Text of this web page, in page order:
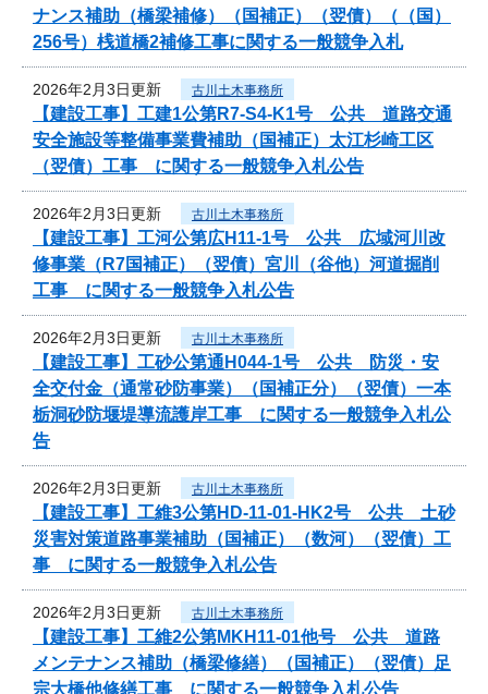
ナンス補助（橋梁補修）（国補正）（翌債）（（国）
256号）桟道橋2補修工事に関する一般競争入札
2026年2月3日更新 古川土木事務所
【建設工事】工建1公第R7-S4-K1号 公共 道路交通
安全施設等整備事業費補助（国補正）太江杉崎工区
（翌債）工事 に関する一般競争入札公告
2026年2月3日更新 古川土木事務所
【建設工事】工河公第広H11-1号 公共 広域河川改
修事業（R7国補正）（翌債）宮川（谷他）河道掘削
工事 に関する一般競争入札公告
2026年2月3日更新 古川土木事務所
【建設工事】工砂公第通H044-1号 公共 防災・安
全交付金（通常砂防事業）（国補正分）（翌債）一本
栃洞砂防堰堤導流護岸工事 に関する一般競争入札公
告
2026年2月3日更新 古川土木事務所
【建設工事】工維3公第HD-11-01-HK2号 公共 土砂
災害対策道路事業補助（国補正）（数河）（翌債）工
事 に関する一般競争入札公告
2026年2月3日更新 古川土木事務所
【建設工事】工維2公第MKH11-01他号 公共 道路
メンテナンス補助（橋梁修繕）（国補正）（翌債）足
宗大橋他修繕工事 に関する一般競争入札公告